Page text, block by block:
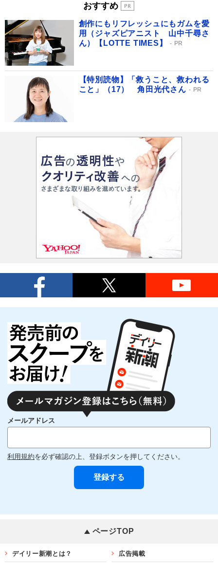
おすすめ
創作にもリフレッシュにもガムを愛
用（ジャズピアニスト 山中千尋さ
ん）【LOTTE TIMES】
PR
【特別読物】「救うこと、救われる
こと」（17） 角田光代さん
PR
メールアドレス
利用規約を必ず確認の上、登録ボタンを押してください。
ページTOP
デイリー新潮とは？ 広告掲載